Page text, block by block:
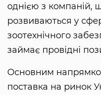
однією з компаній,
розвиваються у
зоотехнічного
займає провідні
Основним
поставка на ринок